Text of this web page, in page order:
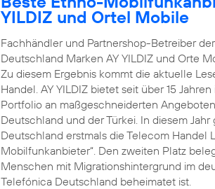
YILDIZ und Ortel Mobile
Fachhändler und Partnershop-Betreiber
Deutschland Marken AY YILDIZ und Orte
Zu diesem Ergebnis kommt die aktuelle
Handel. AY YILDIZ bietet seit über 15
Portfolio an maßgeschneiderten
Deutschland und der Türkei. In diesem
Deutschland erstmals die Telecom Handel
Mobilfunkanbieter“. Den zweiten Platz
Menschen mit Migrationshintergrund im
Telefónica Deutschland beheimatet ist.